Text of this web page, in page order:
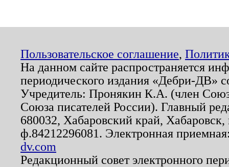
Пользовательское соглашение,
На данном сайте распространяется
периодического издания «Дебри-ДВ»
Учредитель: Пронякин К.А. (член
Союза писателей России). Главный
680032, Хабаровский край,
ф.84212296081. Электронная
dv.com
Редакционный совет электронного